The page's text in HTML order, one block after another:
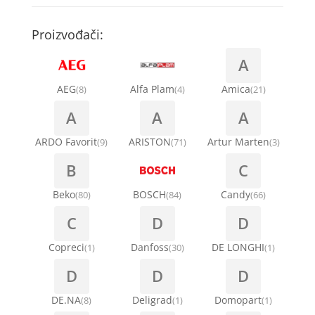
Ručice za vrata za veš mašinu
Šarke za veš mašine
Stakla i okviri vrata za veš mašinu
Termostati i hidrostati za veš mašine
Točkići za sudo mašine
Kompresori za klima uređaje
Kondenz creva
Nosači za klimu
Ostali materijal za montažu klima uređaja
Proizvođači:
AEG(8) Alfa Plam(4)
A
Amica(21)
A
ARDO Favorit(9)
A
ARISTON(71)
A
Artur Marten(3)
B
Beko(80) BOSCH(84)
C
Candy(66)
C
Copreci(1)
D
Danfoss(30)
D
DE LONGHI(1)
D
DE.NA(8)
D
Deligrad(1)
D
Domopart(1)